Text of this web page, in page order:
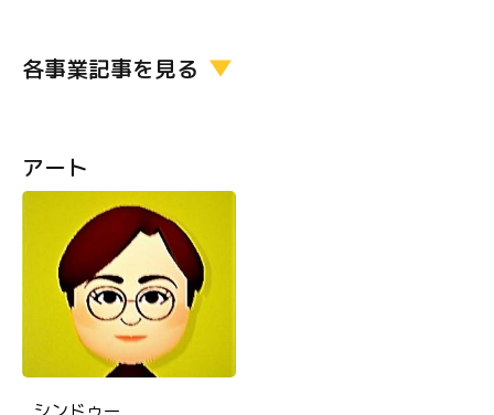
各事業記事を見る
アート